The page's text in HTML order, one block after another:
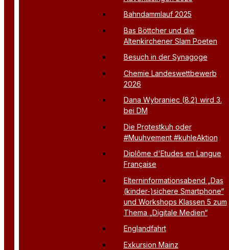
Bahndammlauf 2025
Bas Böttcher und die
Altenkirchener Slam Poeten
Besuch in der Synagoge
Chemie Landeswettbewerb
2026
Dana Wybraniec (8.2) wird 3.
bei DM
Die Protestkuh oder
#Muuhvement #kuhleAktion
Diplôme d'Etudes en Langue
Française
Elterninformationsabend „Das
(kinder-)sichere Smartphone“
und Workshops Klassen 5 zum
Thema „Digitale Medien“
Englandfahrt
Exkursion Mainz